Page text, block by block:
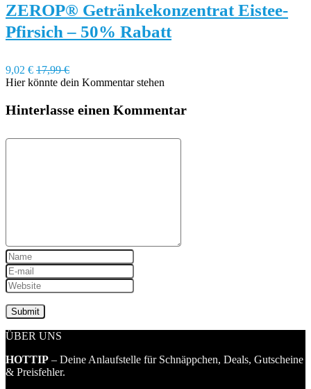
ZEROP® Getränkekonzentrat Eistee-
Pfirsich – 50% Rabatt
9,02 € 17,99 €
Hier könnte dein Kommentar stehen
Hinterlasse einen Kommentar
ÜBER UNS
HOTTIP – Deine Anlaufstelle für Schnäppchen, Deals, Gutscheine
& Preisfehler.